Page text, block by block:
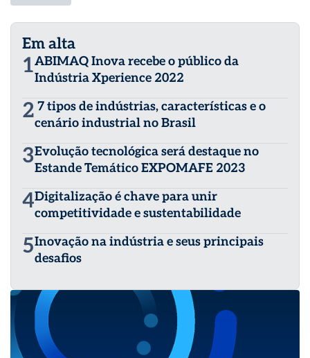
Em alta
1ABIMAQ Inova recebe o público da
Indústria Xperience 2022
2 7 tipos de indústrias, características e o
cenário industrial no Brasil
3Evolução tecnológica será destaque no
Estande Temático EXPOMAFE 2023
4Digitalização é chave para unir
competitividade e sustentabilidade
5Inovação na indústria e seus principais
desafios